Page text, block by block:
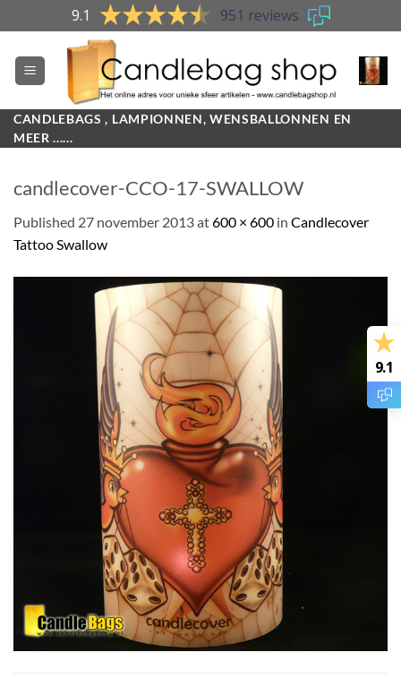
to
content
9.1 951 reviews
CANDLEBAGS , LAMPIONNEN, WENSBALLONNEN EN
MEER ......
candlecover-CCO-17-SWALLOW
Published 27 november 2013at600 × 600 in Candlecover
Tattoo Swallow
9.1